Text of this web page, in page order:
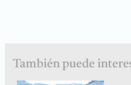
También puede